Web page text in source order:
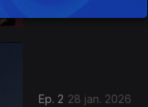
Ep. 2 28 jan. 2026